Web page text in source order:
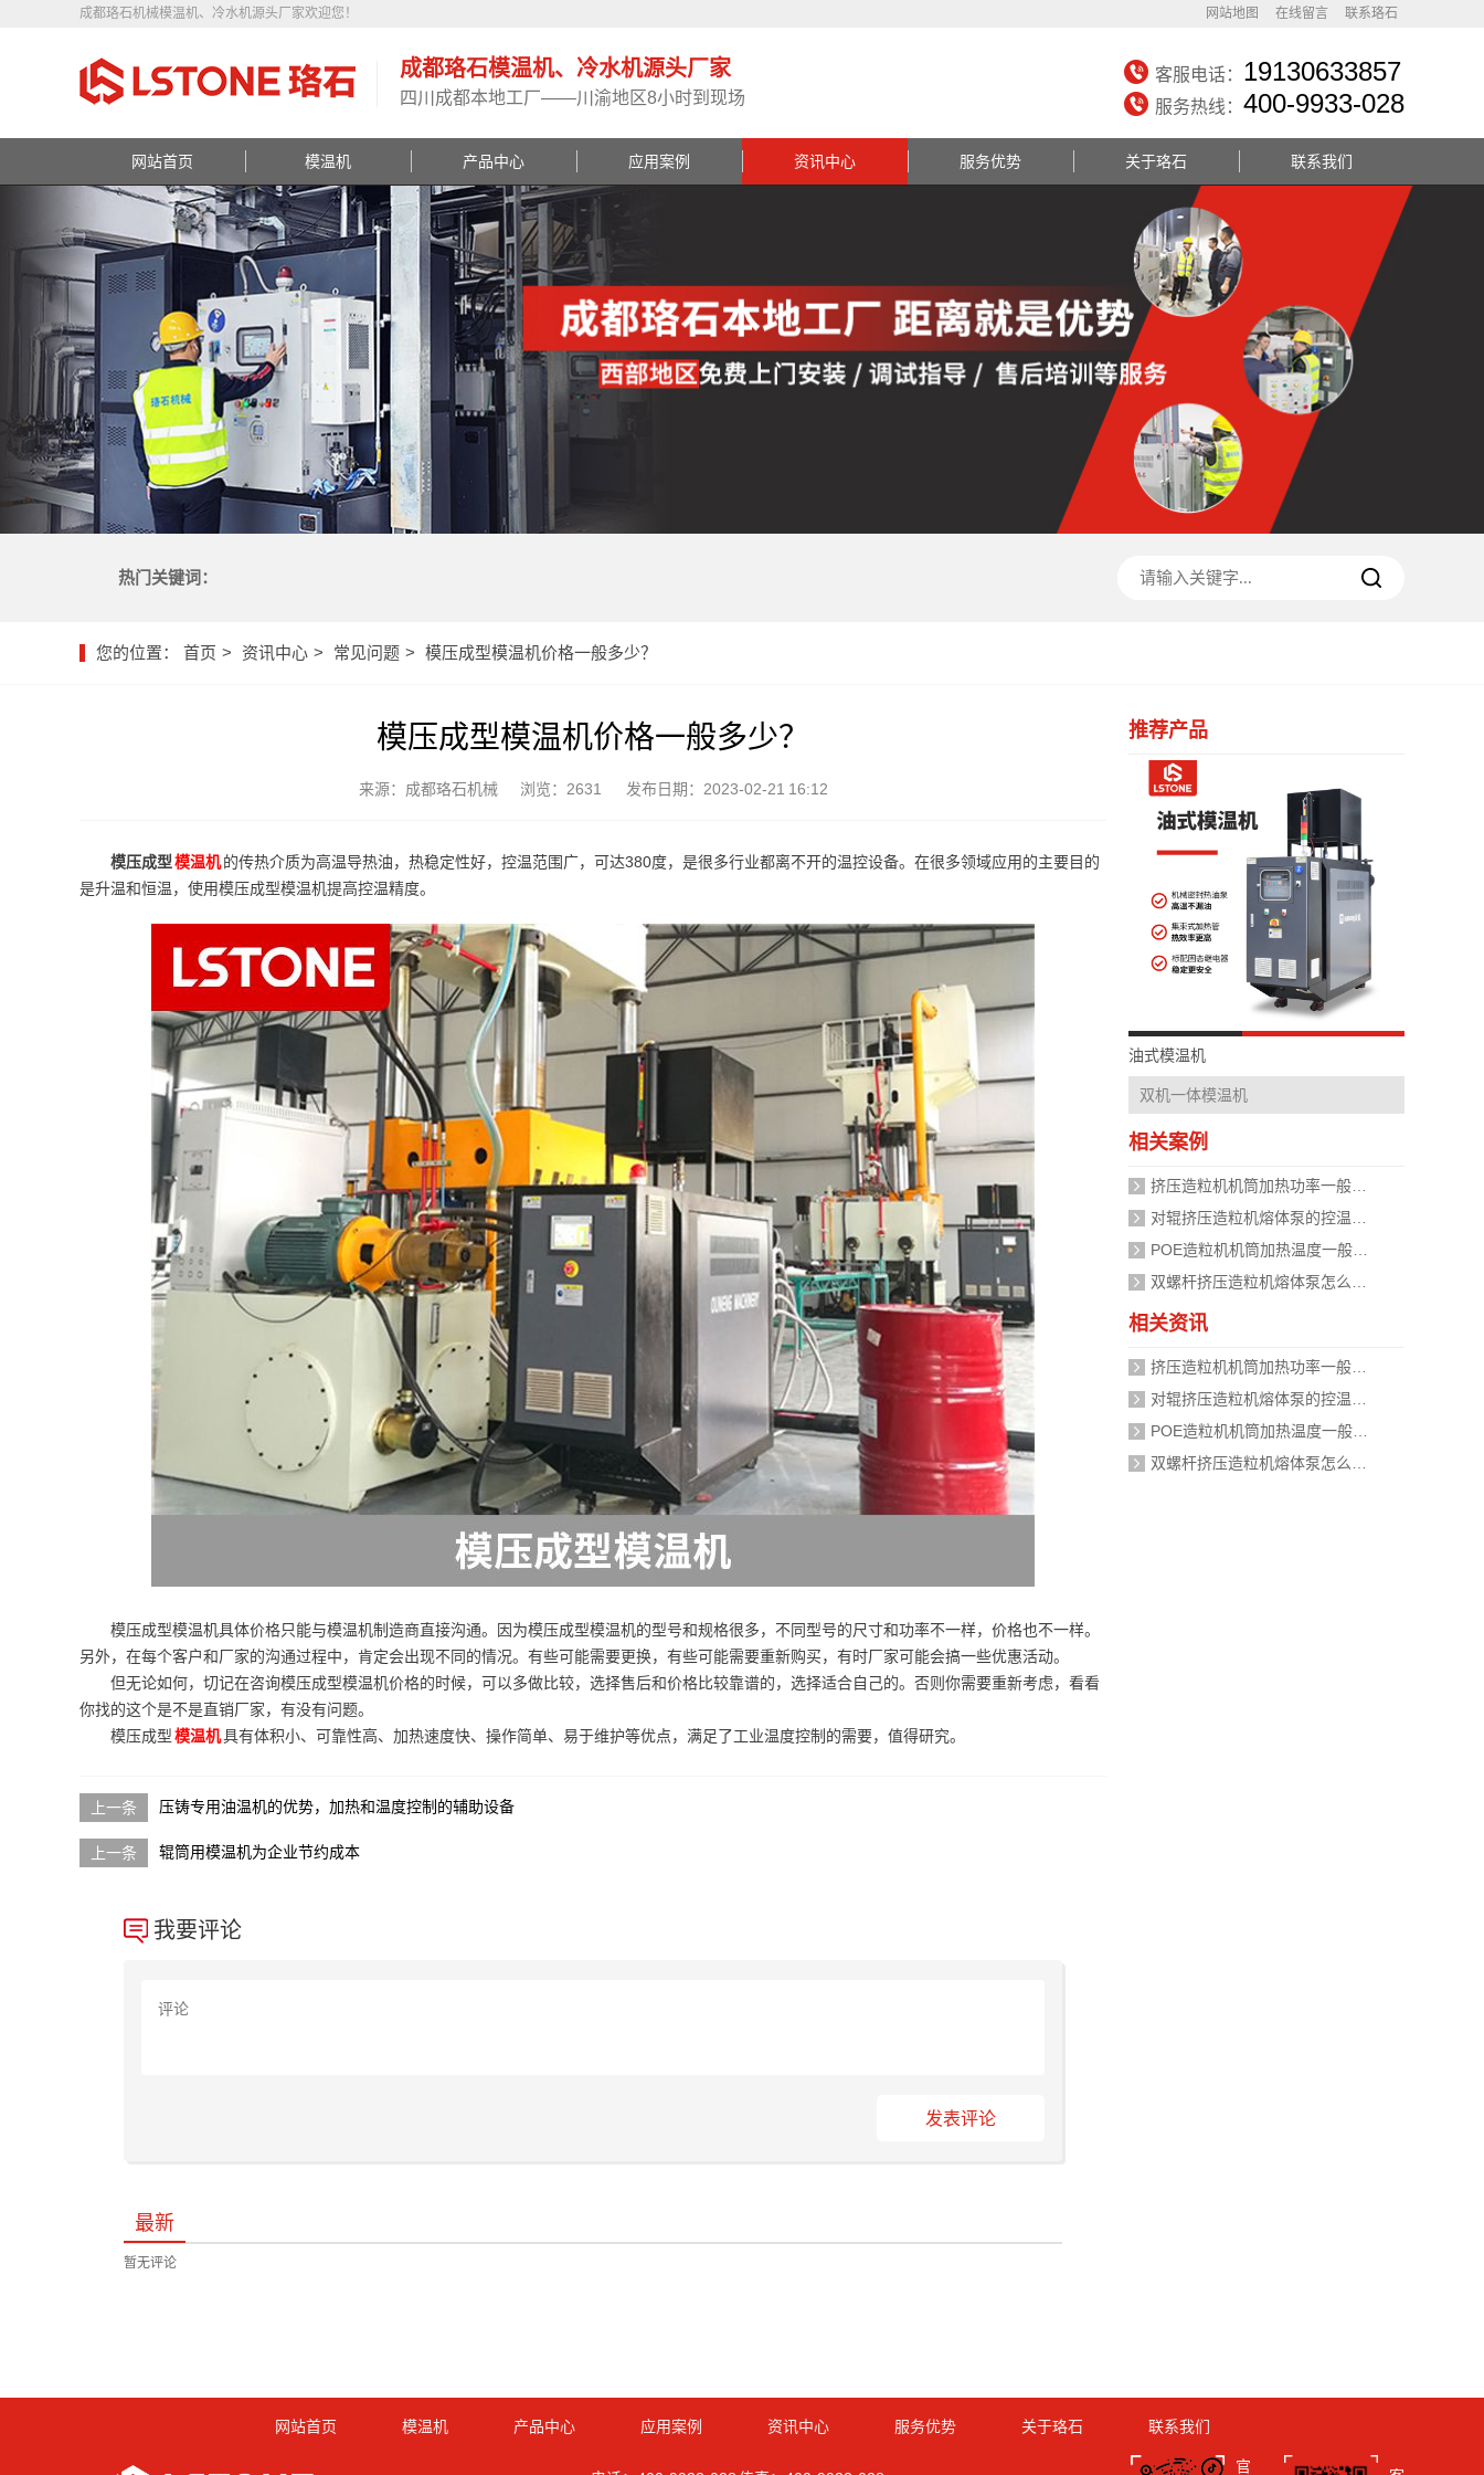
网站地图 在线留言 联系珞石
成都珞石机械模温机、冷水机源头厂家欢迎您！
客服电话： 19130633857
服务热线： 400-9933-028
成都珞石模温机、冷水机源头厂家
四川成都本地工厂——川渝地区8小时到现场
网站首页 模温机 产品中心 应用案例 资讯中心 服务优势 关于珞石 联系我们
热门关键词：
您的位置： 首页 资讯中心 常见问题 模压成型模温机价格一般多少？
模压成型模温机价格一般多少？
来源：成都珞石机械 浏览：2631 发布日期：2023-02-21 16:12
模压成型模温机的传热介质为高温导热油，热稳定性好，控温范围广，可达380度，是很多行业都离不开的温控设备。在很多领域应用的主要目的
是升温和恒温，使用模压成型模温机提高控温精度。
模压成型模温机具体价格只能与模温机制造商直接沟通。因为模压成型模温机的型号和规格很多，不同型号的尺寸和功率不一样，价格也不一样。
另外，在每个客户和厂家的沟通过程中，肯定会出现不同的情况。有些可能需要更换，有些可能需要重新购买，有时厂家可能会搞一些优惠活动。
但无论如何，切记在咨询模压成型模温机价格的时候，可以多做比较，选择售后和价格比较靠谱的，选择适合自己的。否则你需要重新考虑，看看
你找的这个是不是直销厂家，有没有问题。
模压成型模温机具有体积小、可靠性高、加热速度快、操作简单、易于维护等优点，满足了工业温度控制的需要，值得研究。
压铸专用油温机的优势，加热和温度控制的辅助设备
辊筒用模温机为企业节约成本
我要评论
发表评论
最新
暂无评论
推荐产品
油式模温机
双机一体模温机
相关案例
相关资讯
网站首页 模温机 产品中心 应用案例 资讯中心 服务优势 关于珞石 联系我们
官